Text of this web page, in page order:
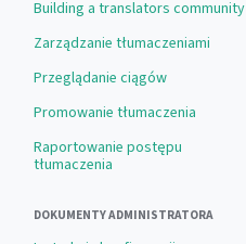
Building a translators community
Zarządzanie tłumaczeniami
Przeglądanie ciągów
Promowanie tłumaczenia
Raportowanie postępu
tłumaczenia
DOKUMENTY ADMINISTRATORA